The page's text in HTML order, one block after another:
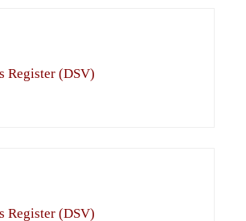
Register (DSV)
Register (DSV)